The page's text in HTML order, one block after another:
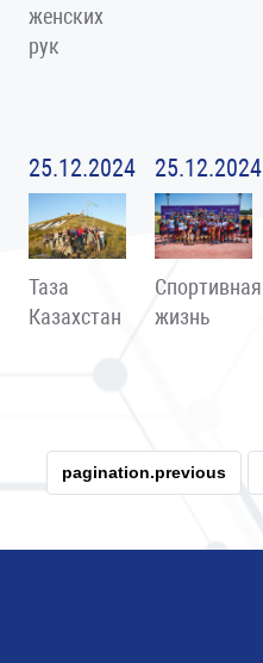
женских
рук
25.12.2024
Таза
Казахстан
25.12.2024
Спортивная
жизнь
pagination.previous